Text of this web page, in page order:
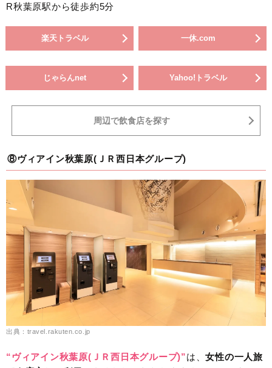
R秋葉原駅から徒歩約5分
楽天トラベル 一休.com
じゃらんnet Yahoo!トラベル
周辺で飲食店を探す
⑧ヴィアイン秋葉原(ＪＲ西日本グループ)
出典：travel.rakuten.co.jp
“ヴィアイン秋葉原(ＪＲ西日本グループ)”は、女性の一人旅